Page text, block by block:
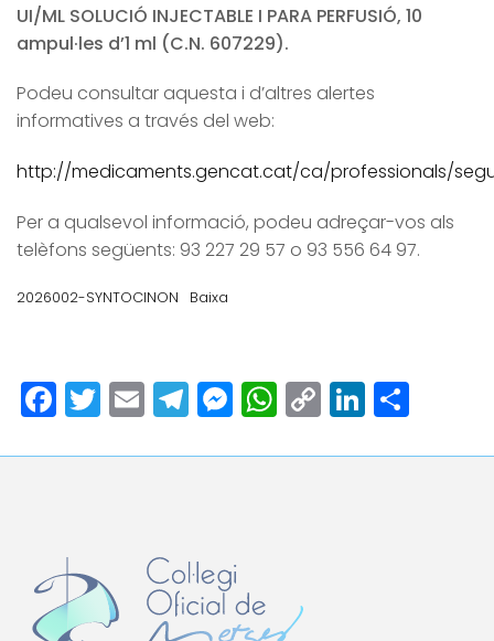
UI/ML SOLUCIÓ INJECTABLE I PARA PERFUSIÓ, 10
ampul·les d’1 ml (C.N. 607229).
Podeu consultar aquesta i d’altres alertes
informatives a través del web:
http://medicaments.gencat.cat/ca/professionals/
Per a qualsevol informació, podeu adreçar-vos als
telèfons següents: 93 227 29 57 o 93 556 64 97.
2026002-SYNTOCINON Baixa
Facebook
Twitter
EmailTelegram
Messenger
WhatsApp
Copy
Link